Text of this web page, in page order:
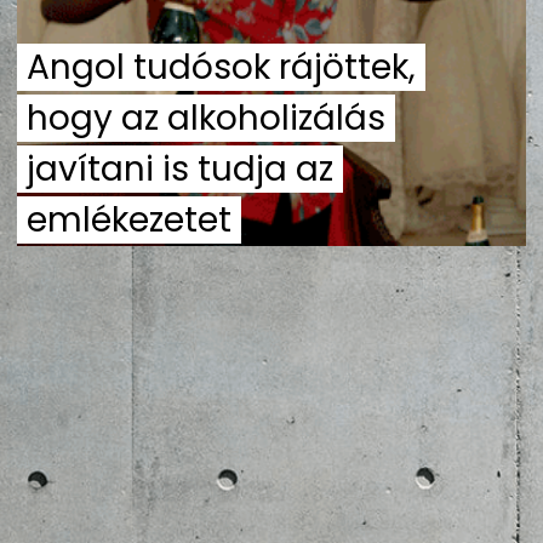
ZENE
MÉDIAAJÁNLAT
IMPRESSZUM
PR-ARCHÍVUM
ADATKEZELÉSI TÁJÉKOZTATÓ
Angol tudósok rájöttek,
hogy az alkoholizálás
javítani is tudja az
emlékezetet